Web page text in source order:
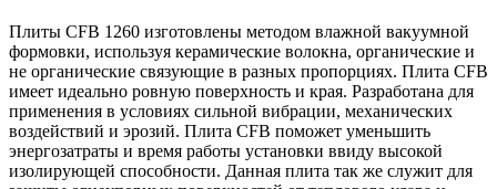
Плиты CFB 1260 изготовлены методом влажной вакуумной
формовки, используя керамические волокна, органические и
не органические связующие в разных пропорциях. Плита CFB
имеет идеально ровную поверхность и края. Разработана для
применения в условиях сильной вибрации, механических
воздействий и эрозий. Плита CFB поможет уменьшить
энергозатраты и время работы установки ввиду высокой
изолирующей способности. Данная плита так же служит для